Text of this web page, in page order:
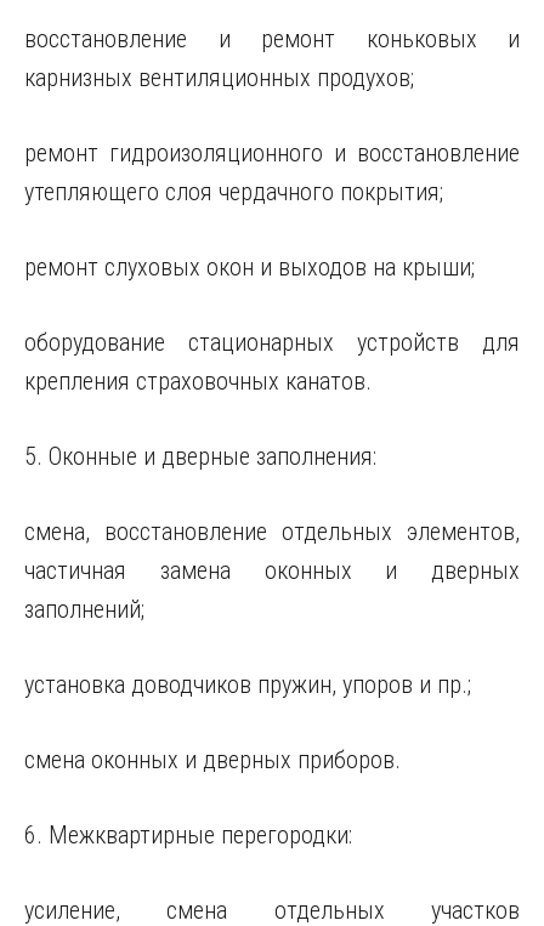
восстановление и ремонт коньковых и
карнизных вентиляционных продухов;
ремонт гидроизоляционного и восстановление
утепляющего слоя чердачного покрытия;
ремонт слуховых окон и выходов на крыши;
оборудование стационарных устройств для
крепления страховочных канатов.
5. Оконные и дверные заполнения:
смена, восстановление отдельных элементов,
частичная замена оконных и дверных
заполнений;
установка доводчиков пружин, упоров и пр.;
смена оконных и дверных приборов.
6. Межквартирные перегородки:
усиление, смена отдельных участков